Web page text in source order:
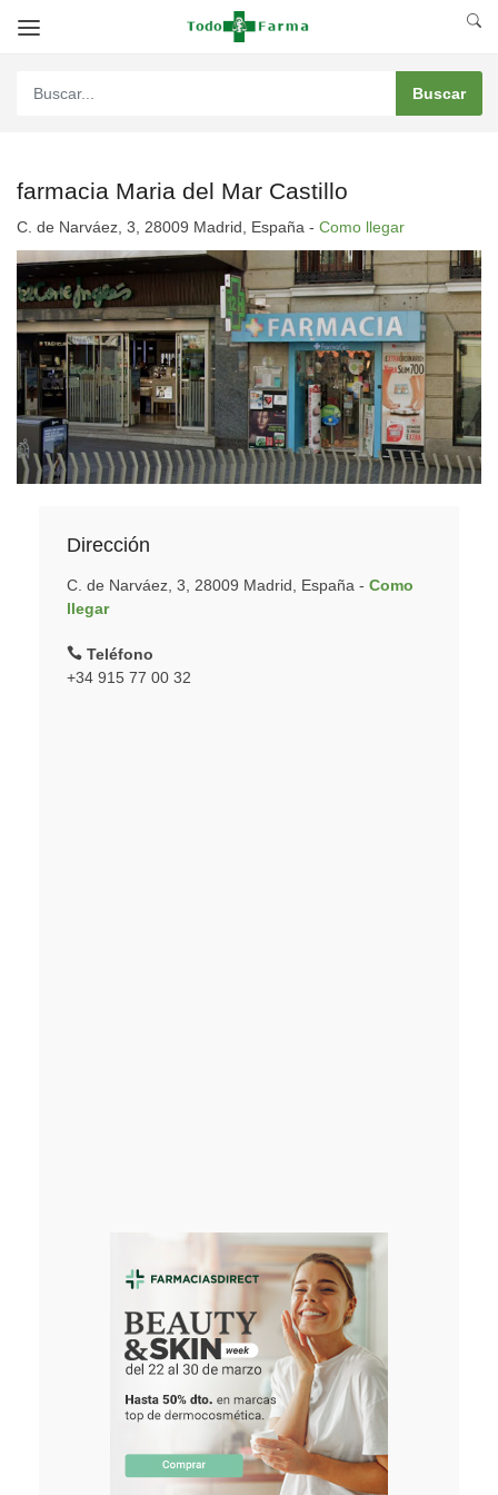
farmacia Maria del Mar Castillo
C. de Narváez, 3, 28009 Madrid, España - Como llegar
Dirección
C. de Narváez, 3, 28009 Madrid, España - Como
llegar
Teléfono
+34 915 77 00 32